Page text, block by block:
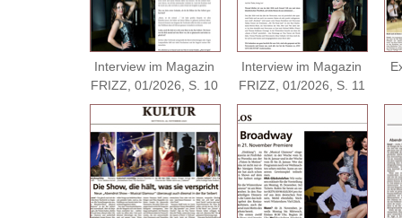
Interview im Magazin
FRIZZ, 01/2026, S. 10
Interview im Magazin
FRIZZ, 01/2026, S. 11